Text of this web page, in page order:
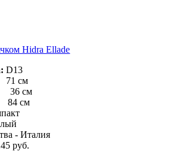
Hidra Ellade
D13
см
36 см
84 см
- Италия
руб.